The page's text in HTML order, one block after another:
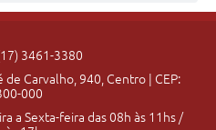
3461-3380
Carvalho, 940, Centro | CEP:
000
a Sexta-feira das 08h às 11hs /